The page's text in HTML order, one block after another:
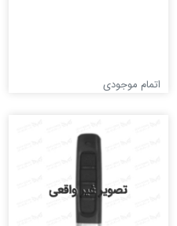
اتمام موجودی